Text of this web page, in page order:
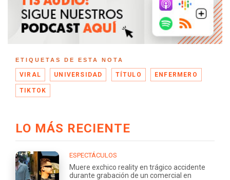
ETIQUETAS DE ESTA NOTA
VIRAL UNIVERSIDAD TÍTULO ENFERMERO
TIKTOK
LO MÁS RECIENTE
ESPECTÁCULOS
Muere exchico reality en trágico accidente
durante grabación de un comercial en